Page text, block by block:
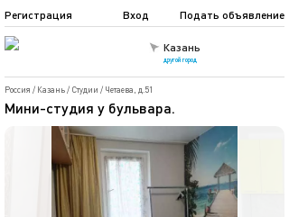
Казань
другой город
Подать объявление
Регистрация Вход
Россия / Казань/ Студии / Четаева, д.51
Мини-студия у бульвара.